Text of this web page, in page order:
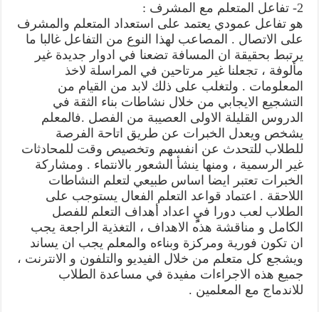
2- تفاعل المتعلم مع المشرف :
هو تفاعل عمودي يعتمد على استعداد المتعلم والمشرف
على الاتصال . المصاعب لهذا النوع من التفاعل غالبا ما
يرتبط بحقيقة ان المسافة تضعنا في ادوار جديدة غير
مألوفة ، تجعلنا غير مرتاحين في المراسلة لاخذ
المعلومات . ولتغلب على ذلك لابد من القيام من
التشجيع الايجابي من خلال نشاطات بناء الثقة في
الدروس القليلة الاولى العصيبة من الفصل .فالمعلم
يشخص ويعدل الخبرات عن طريق اتاحة الفرصة
للطلاب للتحدث عن انفسهم وتخصيص وقت للمحادثات
غير الرسمية ، ومنها ينشأ الشعور بالانتماء . ومشاركة
الخبرات تعتبر ايضا اساس طبيعي لتعلم النشاطات
اللاحقة . اعتماد قواعد التعلم الفعال يستوجب على
الطلاب لعب دورا فيٍٍٍ اعداد أهداف التعلم للفصل
الكامل و مناقشة هذه الاهداف ، التغذية الراجعة يجب
ان تكون فورية ومركزة وبناءه والمعلم يجب ان يساند
ويشجع كل متعلم من خلال الفيديو والتلفون و الانترنت ،
جميع هذه الاجراءات مفيدة في مساعدة الطلاب
للاندماج مع المعلمين .